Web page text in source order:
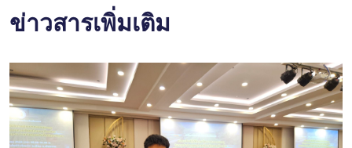
ข่าวสารเพิ่มเติม